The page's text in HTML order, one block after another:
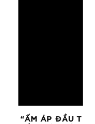
“ẤM ÁP ĐẦU